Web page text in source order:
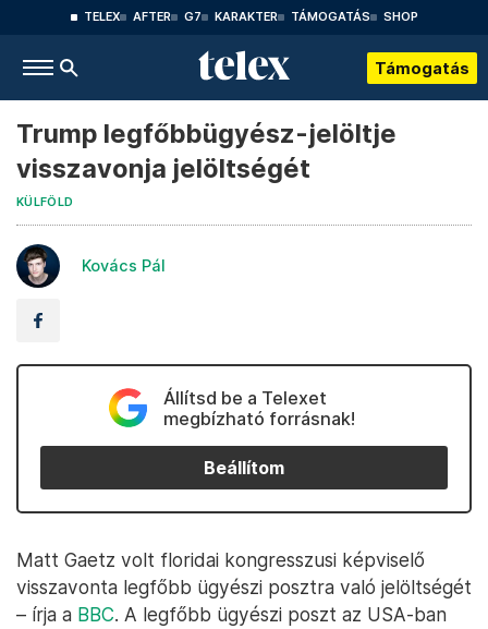
TELEX AFTER G7 KARAKTER TÁMOGATÁS SHOP
Támogatás
Trump legfőbbügyész-jelöltje
visszavonja jelöltségét
KÜLFÖLD
Kovács Pál
Állítsd be a Telexet
megbízható forrásnak!
Beállítom
Matt Gaetz volt floridai kongresszusi képviselő
visszavonta legfőbb ügyészi posztra való jelöltségét
– írja a BBC. A legfőbb ügyészi poszt az USA-ban